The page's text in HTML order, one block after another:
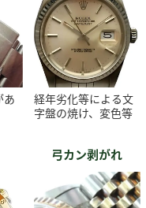
あ
経年劣化等による文
字盤の焼け、変色等
弓カン剥がれ